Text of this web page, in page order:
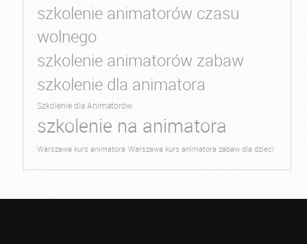
szkolenie animatorów czasu
wolnego
szkolenie animatorów zabaw
szkolenie dla animatora
Szkolenie dla Animatorów
szkolenie na animatora
Warszawa kurs animatora Warszawa kurs animatora zabaw dla dzieci